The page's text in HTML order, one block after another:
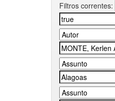
Filtros correntes: